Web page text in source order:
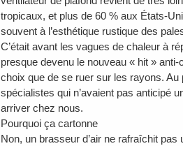
tropicaux, et plus de 60 % aux États-
souvent à l’esthétique rustique des
C’était avant les vagues de chaleur à
presque devenu le nouveau « hit »
choix que de se ruer sur les rayons.
spécialistes qui n’avaient pas anticipé
arriver chez nous.
Pourquoi ça cartonne
Non, un brasseur d’air ne rafraîchit